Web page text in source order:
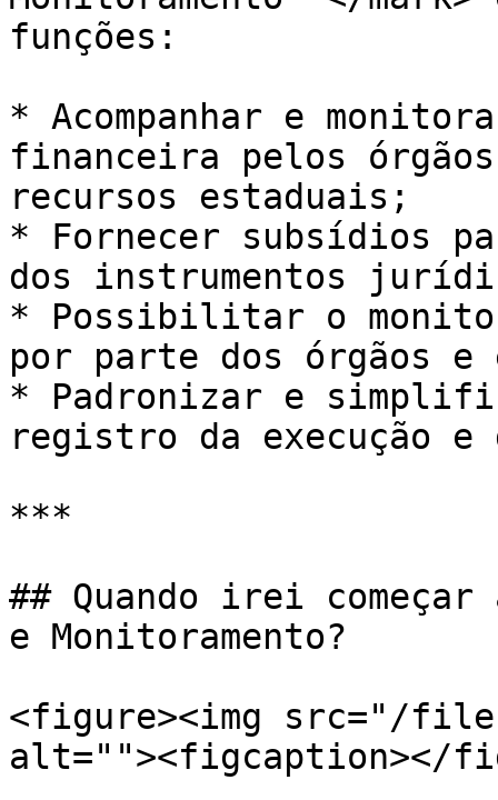
funções:
* Acompanhar e
financeira pelos órgãos
recursos estaduais;
* Fornecer subsídios
dos instrumentos
* Possibilitar o
por parte dos órgãos e
* Padronizar e
registro da execução e
***
## Quando irei começar
e Monitoramento?
<figure><img src="/
alt=""><figcaption></